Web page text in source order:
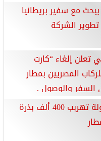
مع سفير بريطانيا
تطوير الشركة
تعلن إلغاء “كارت
المصريين بمطار
السفر والوصول .
حبس المتهم بمحاولة تهربب 400 ألف بذرة